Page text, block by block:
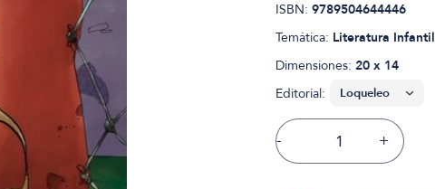
ISBN: 9789504644446
Temática: Literatura Infantil
Dimensiones: 20 x 14
Editorial:
- +